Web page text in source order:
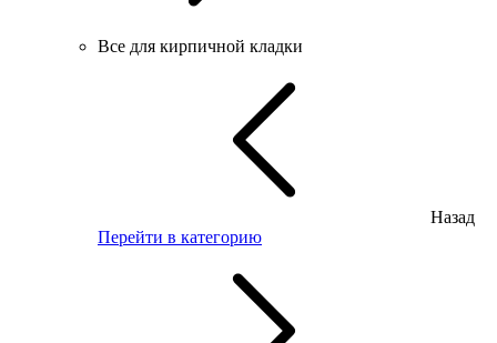
Все для кирпичной кладки
Назад
Перейти в категорию